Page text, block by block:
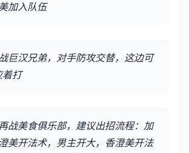
加入队伍
巨汉兄弟，对手防攻交替，这边可
着打
战美食俱乐部，建议出招流程：加
美开法术，男主开大，香澄美开法